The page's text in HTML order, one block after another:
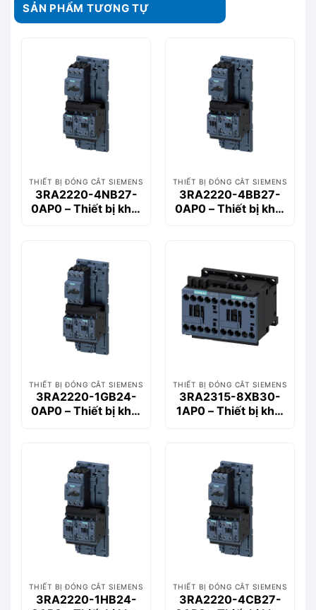
SẢN PHẨM TƯƠNG TỰ
THIẾT BỊ ĐÓNG CẮT SIEMENS
3RA2220-4NB27-
0AP0 – Thiết bị khởi
THIẾT BỊ ĐÓNG CẮT SIEMENS
3RA2220-4BB27-
0AP0 – Thiết bị khởi
THIẾT BỊ ĐÓNG CẮT SIEMENS
3RA2220-1GB24-
0AP0 – Thiết bị khởi
THIẾT BỊ ĐÓNG CẮT SIEMENS
3RA2315-8XB30-
1AP0 – Thiết bị khởi
THIẾT BỊ ĐÓNG CẮT SIEMENS
3RA2220-1HB24-
THIẾT BỊ ĐÓNG CẮT SIEMENS
3RA2220-4CB27-